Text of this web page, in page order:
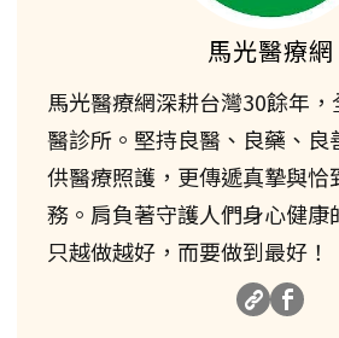
馬光醫療網
馬光醫療網深耕台灣30餘年
醫診所。堅持良醫、良藥、良
供醫療照護，更傳遞真摯與恰
務。肩負著守護人們身心健康
只越做越好，而要做到最好！